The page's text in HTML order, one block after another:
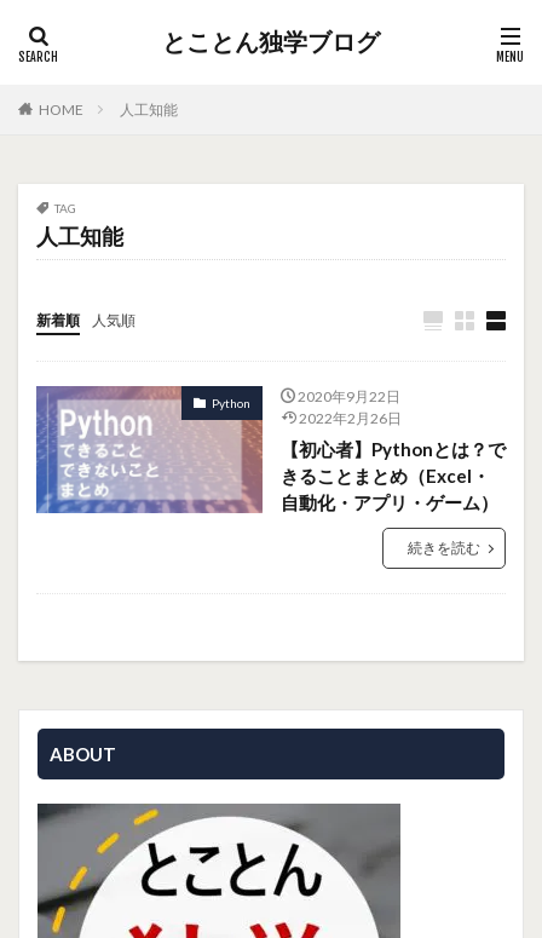
とことん独学ブログ
HOME 人工知能
TAG
人工知能
新着順 人気順
Python
2020年9月22日
2022年2月26日
【初心者】Pythonとは？で
きることまとめ（Excel・
自動化・アプリ・ゲーム）
続きを読む
ABOUT